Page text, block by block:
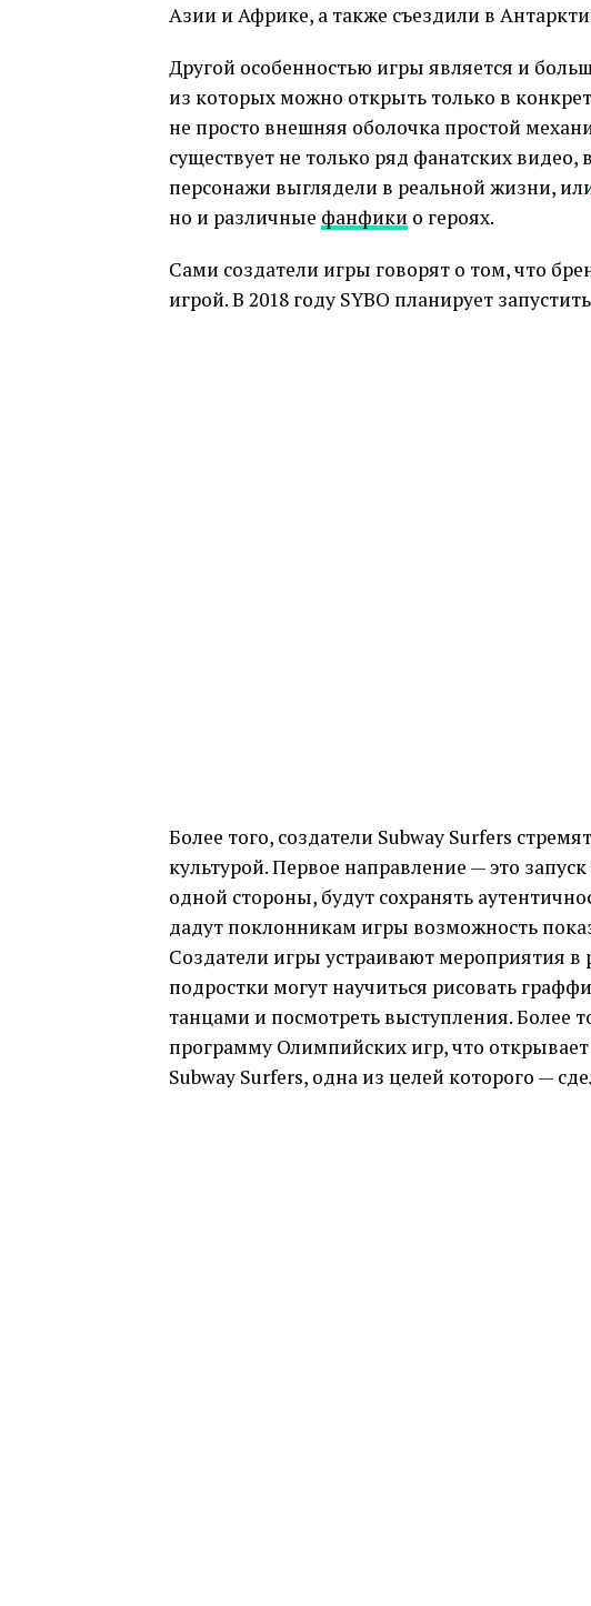
Азии и Африке, а также съездили в
Другой особенностью игры является и
из которых можно открыть только в
не просто внешняя оболочка простой
существует не только ряд фанатских
персонажи выглядели в реальной жизни,
но и различные фанфики о героях.
Сами создатели игры говорят о том, что
игрой. В 2018 году SYBO планирует
Более того, создатели Subway Surfers
культурой. Первое направление — это
одной стороны, будут сохранять
дадут поклонникам игры возможность
Создатели игры устраивают мероприятия
подростки могут научиться рисовать
танцами и посмотреть выступления. Более
программу Олимпийских игр, что
Subway Surfers, одна из целей которого —